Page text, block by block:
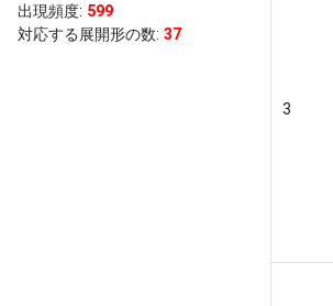
出現頻度: 599
対応する展開形の数: 37
3